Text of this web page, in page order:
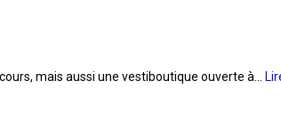
mais aussi une vestiboutique ouverte à...